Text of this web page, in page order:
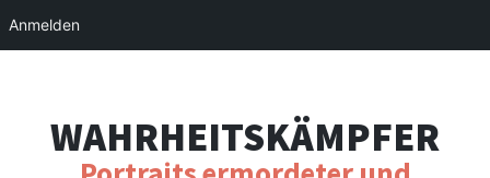
WAHRHEITSKÄMPFER
Anmelden